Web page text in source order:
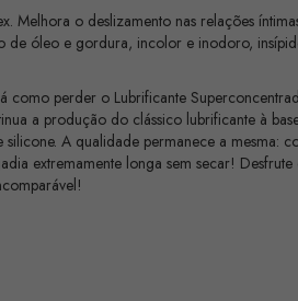
Melhora o deslizamento nas relações
de óleo e gordura, incolor e inodoro,
como perder o Lubrificante
a produção do clássico lubrificante à
A qualidade permanece a mesma:
extremamente longa sem secar!